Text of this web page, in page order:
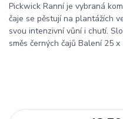
Pickwick Ranní je vybraná
čaje se pěstují na plantážích
svou intenzivní vůní i chutí.
směs černých čajů Balení 25 x